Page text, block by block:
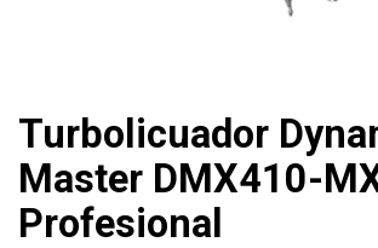
Turbolicuador
Master DMX410-
Profesional